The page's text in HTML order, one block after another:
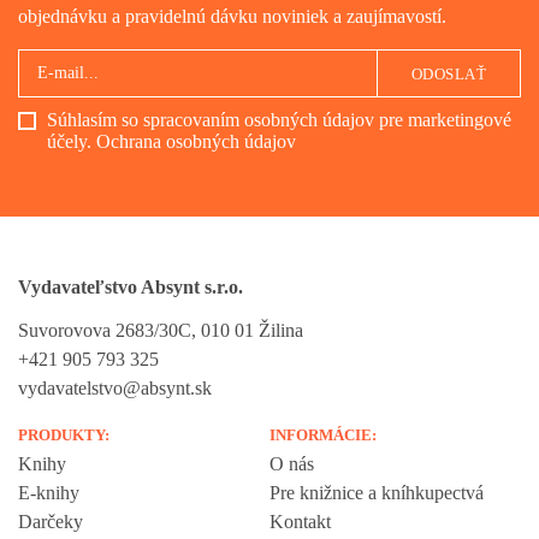
objednávku a pravidelnú dávku noviniek a zaujímavostí.
Súhlasím so spracovaním osobných údajov pre marketingové
účely. Ochrana osobných údajov
ODOSLAŤ
Vydavateľstvo Absynt s.r.o.
Suvorovova 2683/30C, 010 01 Žilina
+421 905 793 325
vydavatelstvo@absynt.sk
PRODUKTY:
Knihy
E-knihy
Darčeky
INFORMÁCIE:
O nás
Pre knižnice a kníhkupectvá
Kontakt